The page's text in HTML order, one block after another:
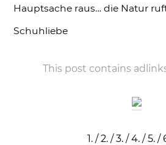
Hauptsache raus… die Natur
Schuhliebe
This post contains
1. /2. /3. /4. /5. /